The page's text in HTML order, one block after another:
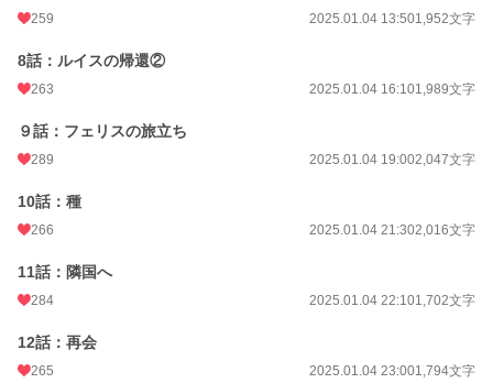
259 2025.01.04 13:501,952文字
8話：ルイスの帰還②
263 2025.01.04 16:101,989文字
９話：フェリスの旅立ち
289 2025.01.04 19:002,047文字
10話：種
266 2025.01.04 21:302,016文字
11話：隣国へ
284 2025.01.04 22:101,702文字
12話：再会
265 2025.01.04 23:001,794文字